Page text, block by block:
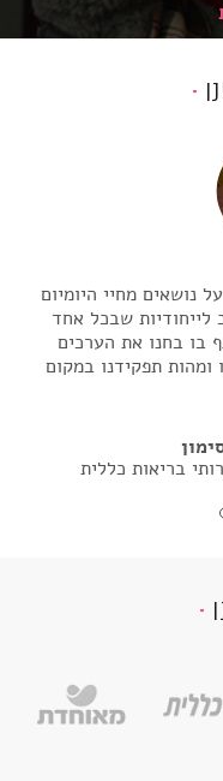
נושאים מחיי היומיום
שבכל אחד
בו בחנו את הערכים
ומהות תפקידנו במקום
בריאות כללית